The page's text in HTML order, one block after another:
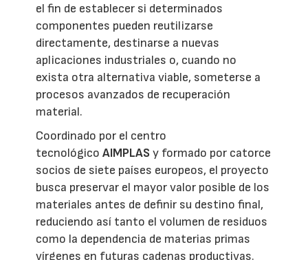
el fin de establecer si determinados
componentes pueden reutilizarse
directamente, destinarse a nuevas
aplicaciones industriales o, cuando no
exista otra alternativa viable, someterse a
procesos avanzados de recuperación
material.
Coordinado por el centro
tecnológicoAIMPLAS y formado por catorce
socios de siete países europeos, el proyecto
busca preservar el mayor valor posible de los
materiales antes de definir su destino final,
reduciendo así tanto el volumen de residuos
como la dependencia de materias primas
vírgenes en futuras cadenas productivas.